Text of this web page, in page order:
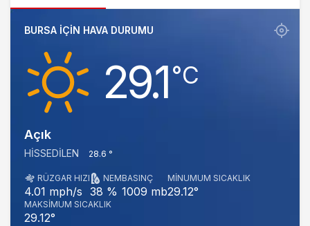
BURSA IÇIN HAVA DURUMU
29.1‎°C
Açık
HISSEDILEN 28.6 °
RÜZGAR HIZI
4.01 mph/s
NEM
38 %
BASINÇ
1009 mb
MINUMUM SICAKLIK
29.12°
MAKSIMUM SICAKLIK
29.12°